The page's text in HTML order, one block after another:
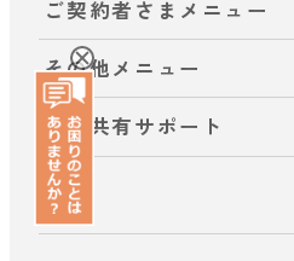
ご契約者さまメニュー
その他メニュー
画面共有サポート
方針